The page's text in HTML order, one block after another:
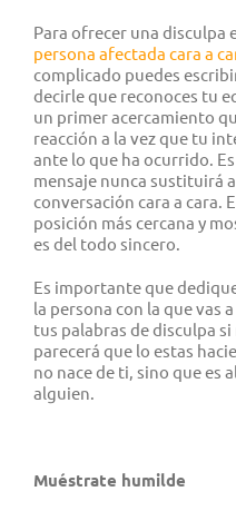
Para ofrecer una disculpa
persona afectada cara a
complicado puedes
decirle que reconoces tu
un primer acercamiento
reacción a la vez que tu
ante lo que ha ocurrido.
mensaje nunca sustituirá
conversación cara a cara.
posición más cercana y
es del todo sincero.
Es importante que
la persona con la que vas
tus palabras de disculpa
parecerá que lo estas
no nace de ti, sino que es
alguien.
Muéstrate humilde